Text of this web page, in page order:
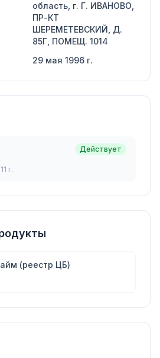
область, г. Г. ИВАНОВО,
ПР-КТ
ШЕРЕМЕТЕВСКИЙ, Д.
85Г, ПОМЕЩ. 1014
29 мая 1996 г.
г.
Действует
(реестр ЦБ)